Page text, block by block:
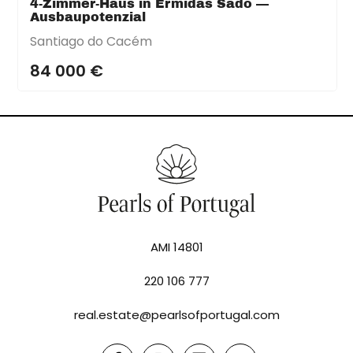
4-Zimmer-Haus in Ermidas Sado —
Ausbaupotenzial
Santiago do Cacém
84 000 €
AMI 14801
220 106 777
real.estate@pearlsofportugal.com